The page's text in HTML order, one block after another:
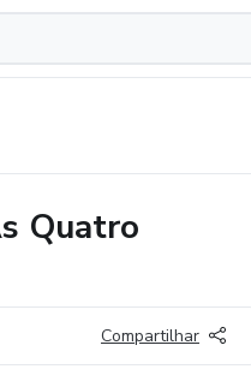
Quatro
Compartilhar